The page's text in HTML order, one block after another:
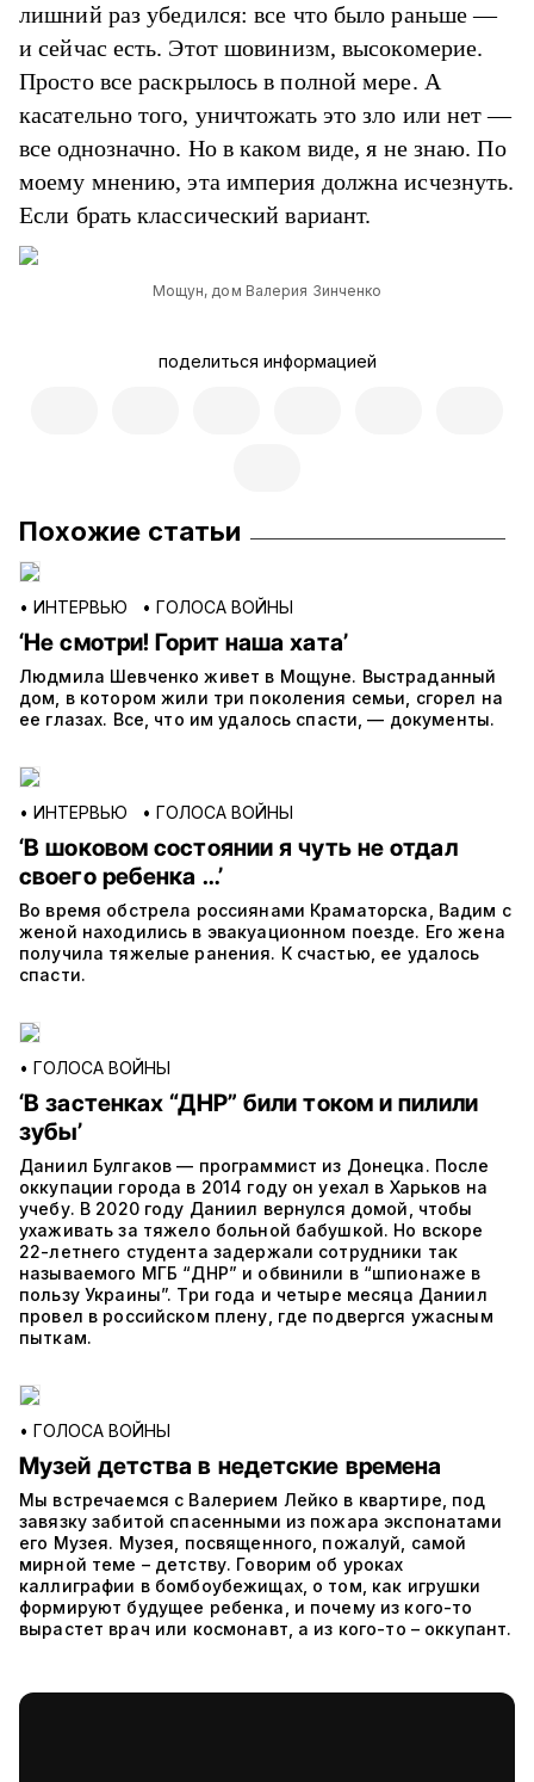
лишний раз убедился: все что было раньше —
и сейчас есть. Этот шовинизм, высокомерие.
Просто все раскрылось в полной мере. А
касательно того, уничтожать это зло или нет —
все однозначно. Но в каком виде, я не знаю. По
моему мнению, эта империя должна исчезнуть.
Если брать классический вариант.
Мощун, дом Валерия Зинченко
поделиться информацией
Похожие статьи
• ИНТЕРВЬЮ • ГОЛОСА ВОЙНЫ
‘Не смотри! Горит наша хата’
Людмила Шевченко живет в Мощуне. Выстраданный
дом, в котором жили три поколения семьи, сгорел на
ее глазах. Все, что им удалось спасти, — документы.
• ИНТЕРВЬЮ • ГОЛОСА ВОЙНЫ
‘В шоковом состоянии я чуть не отдал
своего ребенка …’
Во время обстрела россиянами Краматорска, Вадим с
женой находились в эвакуационном поезде. Его жена
получила тяжелые ранения. К счастью, ее удалось
спасти.
• ГОЛОСА ВОЙНЫ
‘В застенках “ДНР” били током и пилили
зубы’
Даниил Булгаков — программист из Донецка. После
оккупации города в 2014 году он уехал в Харьков на
учебу. В 2020 году Даниил вернулся домой, чтобы
ухаживать за тяжело больной бабушкой. Но вскоре
22-летнего студента задержали сотрудники так
называемого МГБ “ДНР” и обвинили в “шпионаже в
пользу Украины”. Три года и четыре месяца Даниил
провел в российском плену, где подвергся ужасным
пыткам.
• ГОЛОСА ВОЙНЫ
Музей детства в недетские времена
Мы встречаемся с Валерием Лейко в квартире, под
завязку забитой спасенными из пожара экспонатами
его Музея. Музея, посвященного, пожалуй, самой
мирной теме – детству. Говорим об уроках
каллиграфии в бомбоубежищах, о том, как игрушки
формируют будущее ребенка, и почему из кого-то
вырастет врач или космонавт, а из кого-то – оккупант.